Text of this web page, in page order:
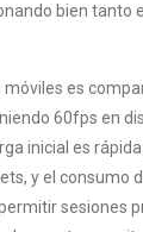
bien tanto
móviles es
60fps en
inicial es
y el consumo
sesiones